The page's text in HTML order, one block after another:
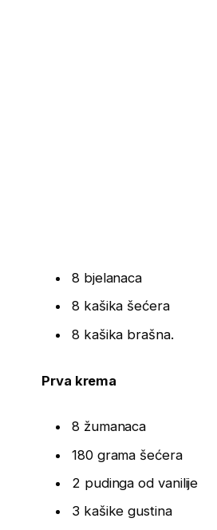
8 bjelanaca
8 kašika šećera
8 kašika brašna.
Prva krema
8 žumanaca
180 grama šećera
2 pudinga od vanilije
3 kašike gustina